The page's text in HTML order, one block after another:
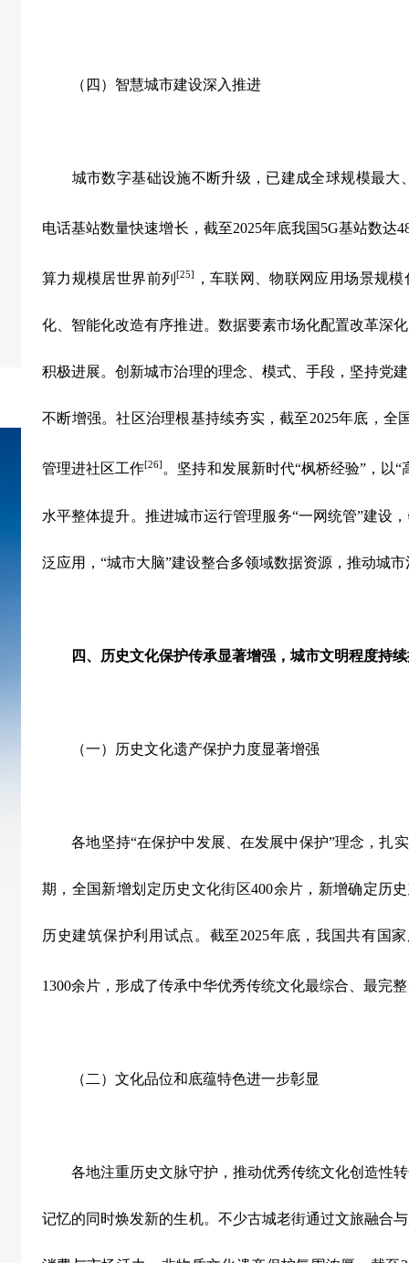
（四）智慧城市建设深入推进
城市数字基础设施不断升级，已建成全球规模最大
电话基站数量快速增长，截至2025年底我国5G基站数达
算力规模居世界前列[25] ，车联网、物联网应用场景规
化、智能化改造有序推进。数据要素市场化配置改革深
积极进展。创新城市治理的理念、模式、手段，坚持党
不断增强。社区治理根基持续夯实，截至2025年底，全
管理进社区工作[26] 。坚持和发展新时代“枫桥经验” ，以“
水平整体提升。推进城市运行管理服务“一网统管”建设
泛应用， “城市大脑”建设整合多领域数据资源，推动城
四、历史文化保护传承显著增强，城市文明程度持续
（一）历史文化遗产保护力度显著增强
各地坚持“在保护中发展、在发展中保护”理念，扎
期，全国新增划定历史文化街区400余片，新增确定历
历史建筑保护利用试点。截至2025年底，我国共有国
1300余片，形成了传承中华优秀传统文化最综合、最完
（二）文化品位和底蕴特色进一步彰显
各地注重历史文脉守护，推动优秀传统文化创造性转
记忆的同时焕发新的生机。不少古城老街通过文旅融合